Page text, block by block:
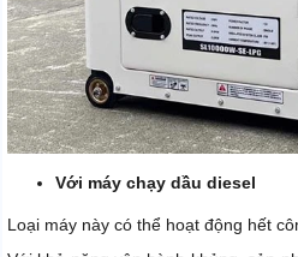
Với máy chạy dầu diesel
Loại máy này có thể hoạt động hết